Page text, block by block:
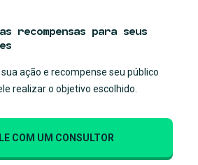
recompensas para seus
sua ação e recompense seu público
realizar o objetivo escolhido.
COM UM CONSULTOR